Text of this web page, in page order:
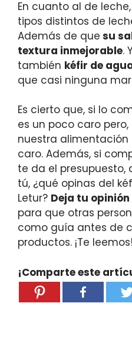
En cuanto al de
tipos distintos de
Además de que su
textura inmejorable.
también kéfir de
que casi ninguna
Es cierto que, si lo
es un poco caro
nuestra
caro. Además, si
te da el presupuesto,
tú, ¿qué opinas del
Letur? Deja tu opinión
para que otras
como guía antes de
productos. ¡Te leemos!
¡Comparte este